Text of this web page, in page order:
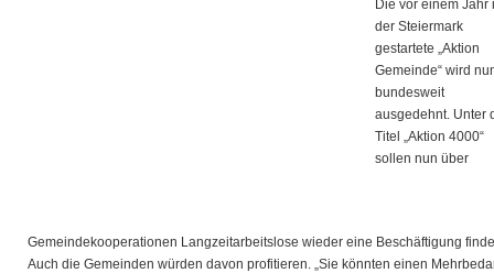
Die vor einem Jahr
der Steiermark
gestartete „Aktion
Gemeinde“ wird
bundesweit
ausgedehnt. Unter
Titel „Aktion 4000“
sollen nun über
Gemeindekooperationen Langzeitarbeitslose wieder eine Beschäftigung
Auch die Gemeinden würden davon profitieren. „Sie könnten einen